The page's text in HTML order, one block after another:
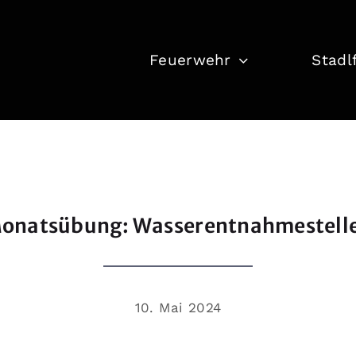
Feuerwehr
10. Mai 2024